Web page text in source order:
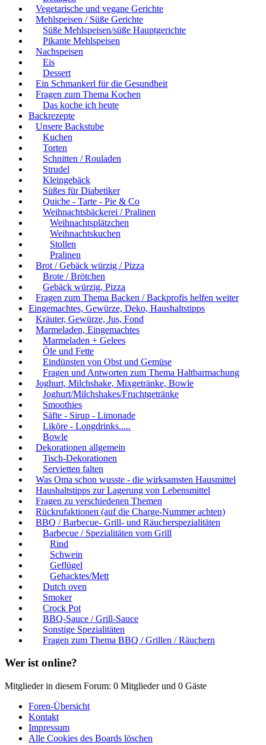
Vegetarische und vegane Gerichte
Mehlspeisen / Süße Gerichte
Süße Mehlspeisen/süße Hauptgerichte
Pikante Mehlspeisen
Nachspeisen
Eis
Dessert
Ein Schmankerl für die Gesundheit
Fragen zum Thema Kochen
Das koche ich heute
Backrezepte
Unsere Backstube
Kuchen
Torten
Schnitten / Rouladen
Strudel
Kleingebäck
Süßes für Diabetiker
Quiche - Tarte - Pie & Co
Weihnachtsbäckerei / Pralinen
Weihnachtsplätzchen
Weihnachtskuchen
Stollen
Pralinen
Brot / Gebäck würzig / Pizza
Brote / Brötchen
Gebäck würzig, Pizza
Fragen zum Thema Backen / Backprofis helfen weiter
Eingemachtes, Gewürze, Deko, Haushaltstipps
Kräuter, Gewürze, Jus, Fond
Marmeladen, Eingemachtes
Marmeladen + Gelees
Öle und Fette
Eindünsten von Obst und Gemüse
Fragen und Antworten zum Thema Haltbarmachung
Joghurt, Milchshake, Mixgetränke, Bowle
Joghurt/Milchshakes/Fruchtgetränke
Smoothies
Säfte - Sirup - Limonade
Liköre - Longdrinks.....
Bowle
Dekorationen allgemein
Tisch-Dekorationen
Servietten falten
Was Oma schon wusste - die wirksamsten Hausmittel
Haushaltstipps zur Lagerung von Lebensmittel
Fragen zu verschiedenen Themen
Rückrufaktionen (auf die Charge-Nummer achten)
BBQ / Barbecue- Grill- und Räucherspezialitäten
Barbecue / Spezialitäten vom Grill
Rind
Schwein
Geflügel
Gehacktes/Mett
Dutch oven
Smoker
Crock Pot
BBQ-Sauce / Grill-Sauce
Sonstige Spezialitäten
Fragen zum Thema BBQ / Grillen / Räuchern
Wer ist online?
Mitglieder in diesem Forum: 0 Mitglieder und 0 Gäste
Foren-Übersicht
Kontakt
Impressum
Alle Cookies des Boards löschen